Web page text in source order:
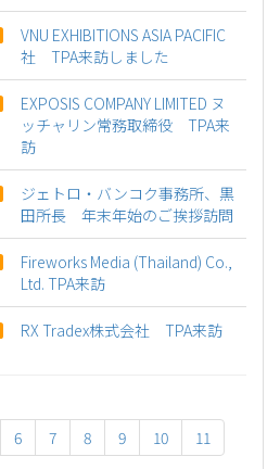
VNU EXHIBITIONS ASIA PACIFIC
社 TPA来訪しました
EXPOSIS COMPANY LIMITED ヌ
ッチャリン常務取締役 TPA来
訪
ジェトロ・バンコク事務所、黒
田所長 年末年始のご挨拶訪問
Fireworks Media (Thailand) Co.,
Ltd. TPA来訪
RX Tradex株式会社 TPA来訪
6 7 8 9 10 11